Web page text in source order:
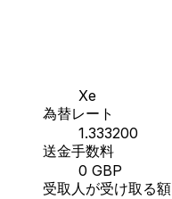
Xe
為替レート
1.333200
送金手数料
0 GBP
受取人が受け取る額